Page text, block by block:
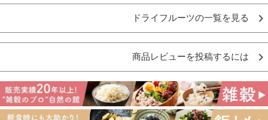
ドライフルーツの一覧を見る
商品レビューを投稿するには